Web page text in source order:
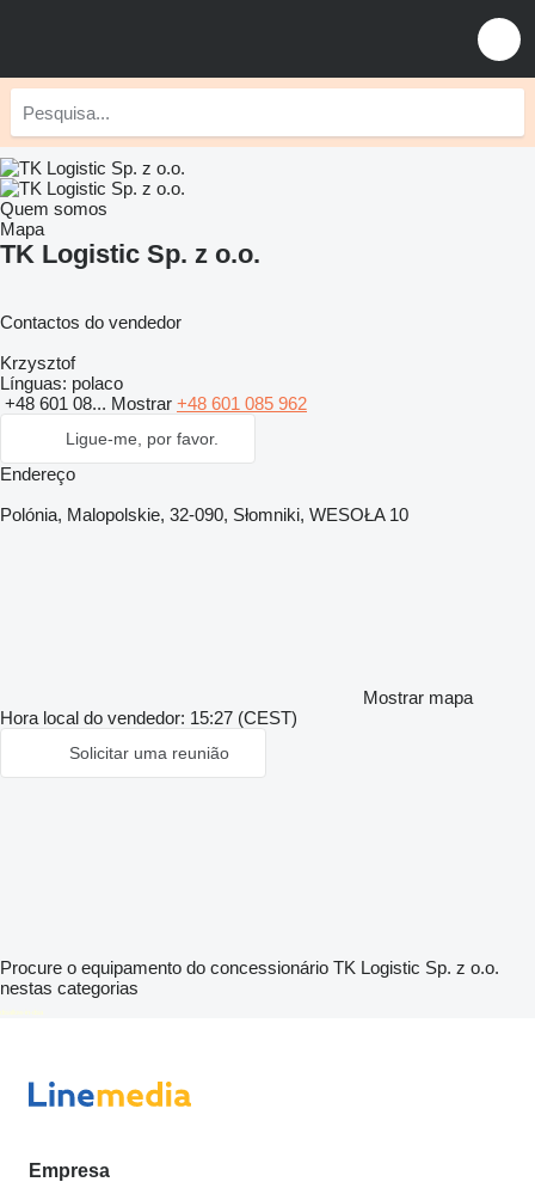
Quem somos
Mapa
TK Logistic Sp. z o.o.
Contactos do vendedor
Krzysztof
Línguas: polaco
+48 601 08... Mostrar +48 601 085 962
Ligue-me, por favor.
Endereço
Polónia, Malopolskie, 32-090, Słomniki, WESOŁA 10
Mostrar mapa
Hora local do vendedor: 15:27 (CEST)
Solicitar uma reunião
Procure o equipamento do concessionário TK Logistic Sp. z o.o.
nestas categorias
disallow-in-dsa
Empresa